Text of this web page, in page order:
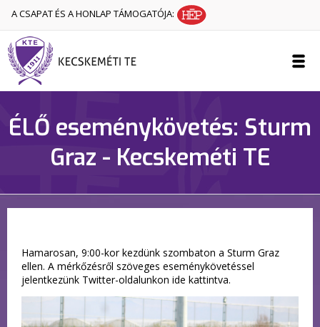
A CSAPAT ÉS A HONLAP TÁMOGATÓJA:
ÉLŐ eseménykövetés: Sturm
Graz - Kecskeméti TE
Hamarosan, 9:00-kor kezdünk szombaton a Sturm Graz
ellen. A mérkőzésről szöveges eseménykövetéssel
jelentkezünk Twitter-oldalunkon ide kattintva.